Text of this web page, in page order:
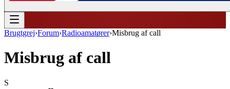
Brugtgrej›Forum›Radioamatører›Misbrug af call
Misbrug af call
S